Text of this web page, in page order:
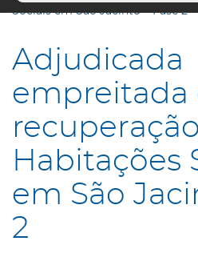
Sociais em São Jacinto – Fase 2
Adjudicada
empreitada
Habitações
em São
2